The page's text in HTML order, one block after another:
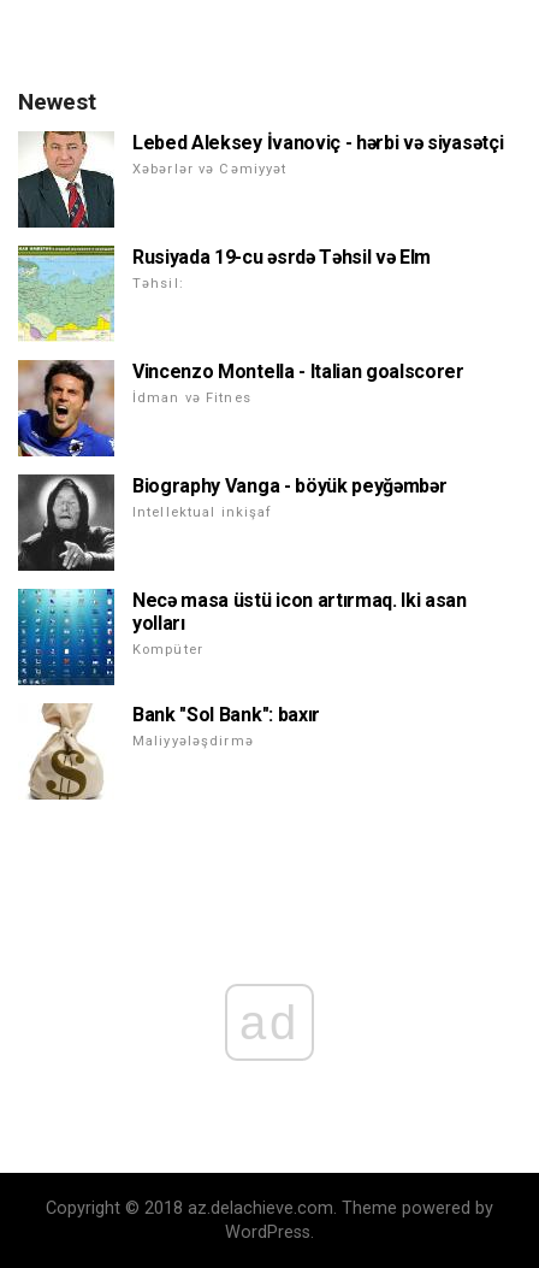
Newest
Lebed Aleksey İvanoviç - hərbi və siyasətçi
Xəbərlər və Cəmiyyət
Rusiyada 19-cu əsrdə Təhsil və Elm
Təhsil:
Vincenzo Montella - Italian goalscorer
İdman və Fitnes
Biography Vanga - böyük peyğəmbər
Intellektual inkişaf
Necə masa üstü icon artırmaq. Iki asan
yolları
Kompüter
Bank "Sol Bank": baxır
Maliyyələşdirmə
ad
Copyright © 2018 az.delachieve.com. Theme powered by
WordPress.